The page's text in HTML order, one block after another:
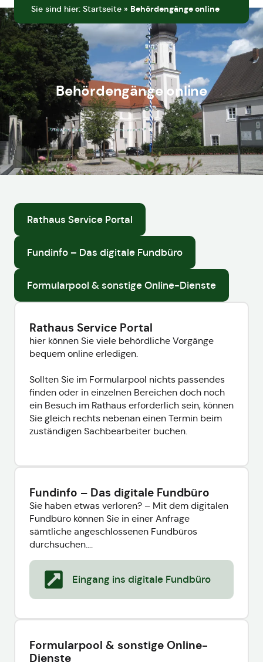
Sie sind hier: Startseite » Behördengänge online
Behördengänge online
Rathaus Service Portal
Fundinfo – Das digitale Fundbüro
Formularpool & sonstige Online-Dienste
Rathaus Service Portal
hier können Sie viele behördliche Vorgänge
bequem online erledigen.
Sollten Sie im Formularpool nichts passendes
finden oder in einzelnen Bereichen doch noch
ein Besuch im Rathaus erforderlich sein, können
Sie gleich rechts nebenan einen Termin beim
zuständigen Sachbearbeiter buchen.
Fundinfo – Das digitale Fundbüro
Sie haben etwas verloren? – Mit dem digitalen
Fundbüro können Sie in einer Anfrage
sämtliche angeschlossenen Fundbüros
durchsuchen….
Eingang ins digitale Fundbüro
Formularpool & sonstige Online-
Dienste